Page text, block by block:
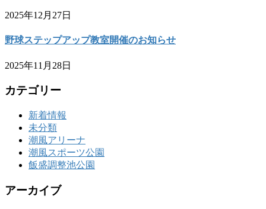
2025年12月27日
野球ステップアップ教室開催のお知らせ
2025年11月28日
カテゴリー
新着情報
未分類
潮風アリーナ
潮風スポーツ公園
飯盛調整池公園
アーカイブ